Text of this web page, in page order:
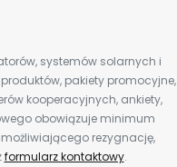
systemów solarnych i
pakiety promocyjne,
kooperacyjnych, ankiety,
obowiązuje minimum
rezygnację,
formularz kontaktowy.